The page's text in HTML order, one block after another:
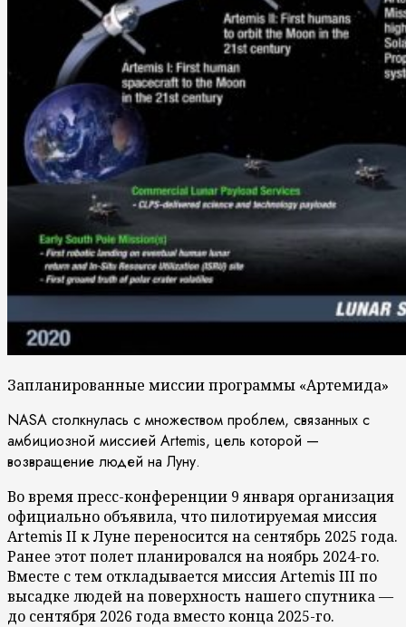
Запланированные миссии программы «Артемида»
NASA столкнулась с множеством проблем, связанных с
амбициозной миссией Artemis, цель которой —
возвращение людей на Луну.
Во время пресс-конференции 9 января организация
официально объявила, что пилотируемая миссия
Artemis II к Луне переносится на сентябрь 2025 года.
Ранее этот полет планировался на ноябрь 2024-го.
Вместе с тем откладывается миссия Artemis III по
высадке людей на поверхность нашего спутника —
до сентября 2026 года вместо конца 2025-го.